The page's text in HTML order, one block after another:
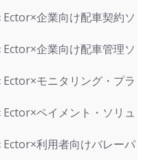
企業向け配車契約ソ
企業向け配車管理ソ
モニタリング・プラ
ペイメント・ソリュ
利用者向けバレーパ